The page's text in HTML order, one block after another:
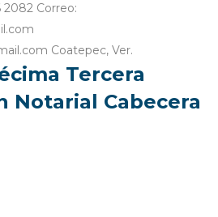
2082 Correo:
Coatepec, Ver.
Tercera
Notarial Cabecera